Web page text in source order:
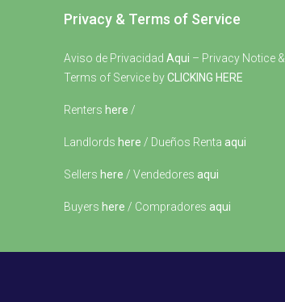
Privacy & Terms of Service
Aviso de Privacidad Aqui – Privacy Notice &
Terms of Service byCLICKING HERE
Renters here /
Landlords here / Dueños Renta aqui
Sellers here / Vendedores aqui
Buyers here / Compradores aqui